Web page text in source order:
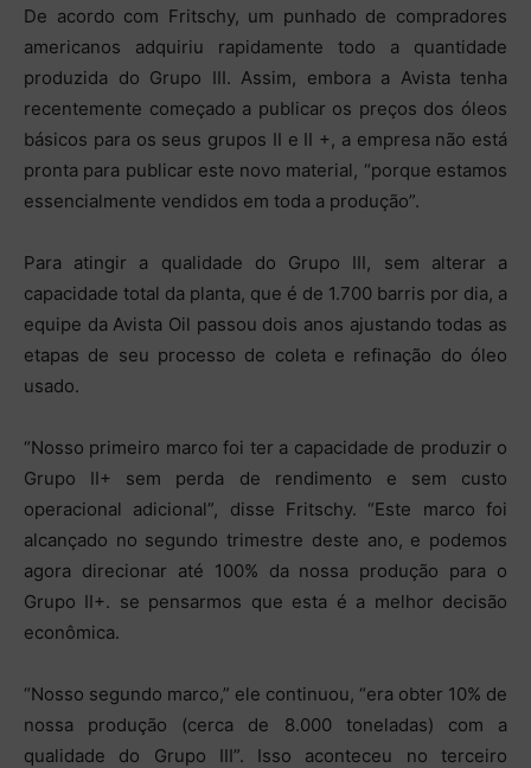
De acordo com Fritschy, um punhado de compradores
americanos adquiriu rapidamente todo a quantidade
produzida do Grupo III. Assim, embora a Avista tenha
recentemente começado a publicar os preços dos óleos
básicos para os seus grupos II e II +, a empresa não está
pronta para publicar este novo material, “porque estamos
essencialmente vendidos em toda a produção”.
Para atingir a qualidade do Grupo III, sem alterar a
capacidade total da planta, que é de 1.700 barris por dia, a
equipe da Avista Oil passou dois anos ajustando todas as
etapas de seu processo de coleta e refinação do óleo
usado.
“Nosso primeiro marco foi ter a capacidade de produzir o
Grupo II+ sem perda de rendimento e sem custo
operacional adicional”, disse Fritschy. “Este marco foi
alcançado no segundo trimestre deste ano, e podemos
agora direcionar até 100% da nossa produção para o
Grupo II+. se pensarmos que esta é a melhor decisão
econômica.
“Nosso segundo marco,” ele continuou, “era obter 10% de
nossa produção (cerca de 8.000 toneladas) com a
qualidade do Grupo III”. Isso aconteceu no terceiro